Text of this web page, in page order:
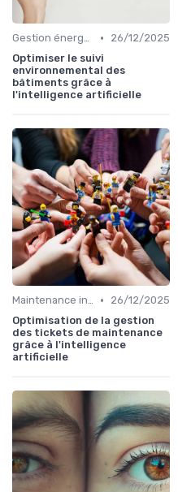
Gestion énergétique •
26/12/2025
Optimiser le suivi
environnemental des
bâtiments grâce à
l'intelligence artificielle
Maintenance infrastructures •
26/12/2025
Optimisation de la gestion
des tickets de maintenance
grâce à l'intelligence
artificielle